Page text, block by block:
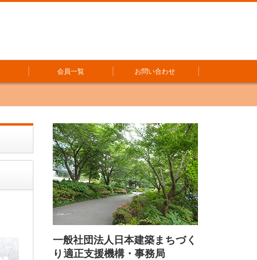
会員一覧 お問い合わせ
一般社団法人日本建築まちづく
り適正支援機構・事務局